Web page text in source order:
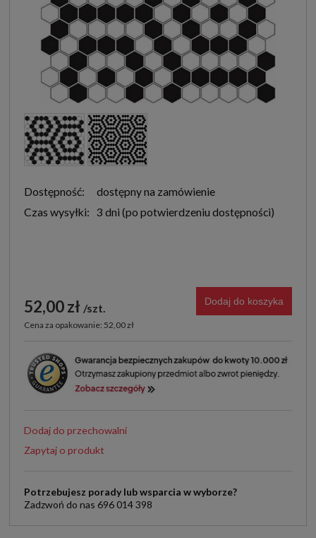
Dostępność:
dostępny na zamówienie
Czas wysyłki: 3 dni
52,00 zł szt.
Cena za opakowanie: 52,00 zł
Dodaj do koszyka
Dodaj do przechowalni
Zapytaj o produkt
Potrzebujesz porady lub wsparcia w wyborze?
Zadzwoń do nas 696 014 398